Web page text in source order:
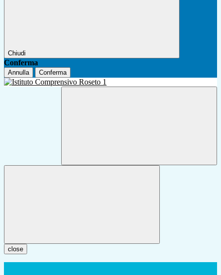
Chiudi
Conferma
Annulla Conferma
close